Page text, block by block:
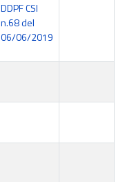
DDPF CSI
n.68 del
06/06/2019